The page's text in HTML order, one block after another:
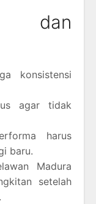
dan
konsistensi
agar tidak
harus
baru.
Madura
setelah